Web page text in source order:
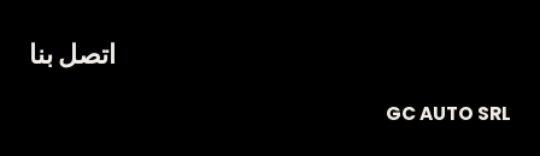
اتصل بنا
GC AUTO SRL